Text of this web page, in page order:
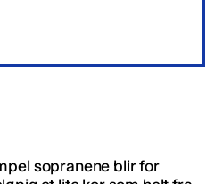
sopranene blir for